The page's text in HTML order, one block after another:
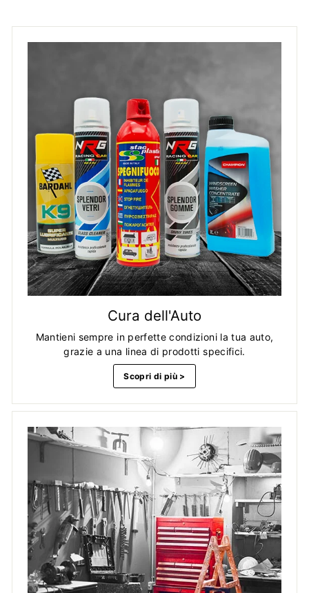
Cura dell'Auto
Mantieni sempre in perfette condizioni la tua auto,
grazie a una linea di prodotti specifici.
Scopri di più >